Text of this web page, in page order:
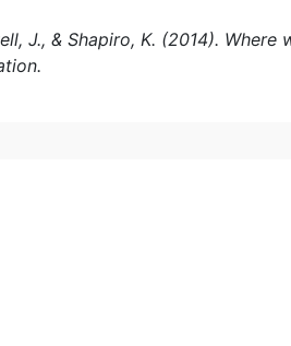
J., & Shapiro, K. (2014).